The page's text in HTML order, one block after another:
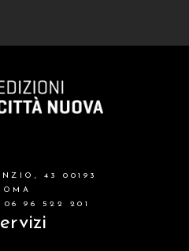
43 00193
96 522 201